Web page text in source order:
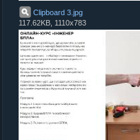
Clipboard 3 jpg
117.62KB, 1110x783